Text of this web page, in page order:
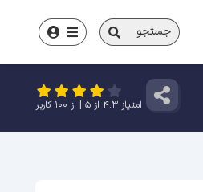
جستجو
امتیاز 4.3 از 5 | از 100 کاربر